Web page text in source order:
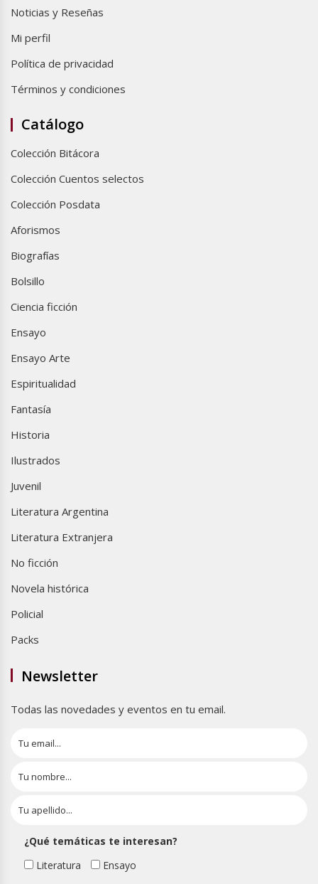
Noticias y Reseñas
Mi perfil
Política de privacidad
Términos y condiciones
Catálogo
Colección Bitácora
Colección Cuentos selectos
Colección Posdata
Aforismos
Biografías
Bolsillo
Ciencia ficción
Ensayo
Ensayo Arte
Espiritualidad
Fantasía
Historia
Ilustrados
Juvenil
Literatura Argentina
Literatura Extranjera
No ficción
Novela histórica
Policial
Packs
Newsletter
Todas las novedades y eventos en tu email.
¿Qué temáticas te interesan?
Literatura
Ensayo